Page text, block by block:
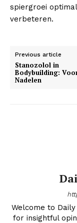
spiergroei
verbeteren.
Previous article
Stanozolol in
Bodybuilding:
Nadelen
Welcome to
for insightful